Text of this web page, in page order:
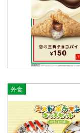
外食